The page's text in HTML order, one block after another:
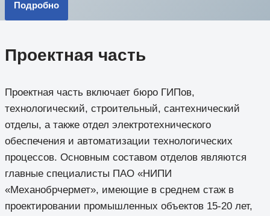
Подробно
Проектная часть
Проектная часть включает бюро ГИПов,
технологический, строительный, сантехнический
отделы, а также отдел электротехнического
обеспечения и автоматизации технологических
процессов. Основным составом отделов являются
главные специалисты ПАО «НИПИ
«Механобрчермет», имеющие в среднем стаж в
проектировании промышленных объектов 15-20 лет,